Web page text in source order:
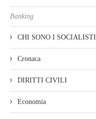
Banking
CHI SONO I SOCIALISTI
Cronaca
DIRITTI CIVILI
Economia